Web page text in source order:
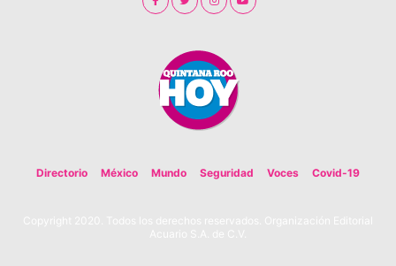
Directorio México Mundo Seguridad Voces Covid-19